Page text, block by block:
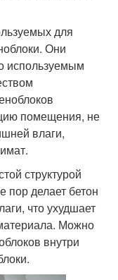
для
Они
используемым
помещения, не
влаги,
структурой
пор делает бетон
что ухудшает
Можно
внутри